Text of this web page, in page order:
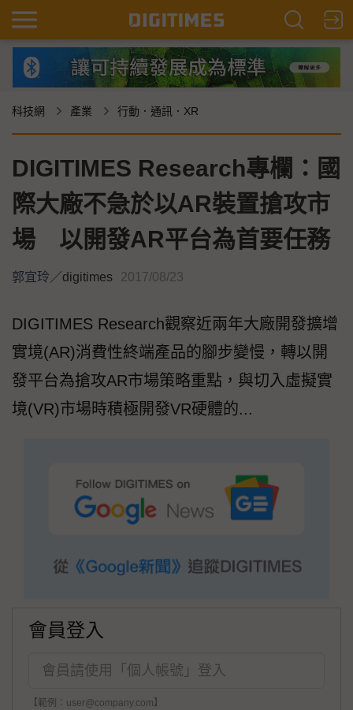
科技網 產業 行動．通訊．XR
DIGITIMES Research專欄：國
際大廠不急於以AR裝置搶攻市
場 以開發AR平台為首要任務
郭宜玲／digitimes 2017/08/23
DIGITIMES Research觀察近兩年大廠開發擴增
實境(AR)消費性終端產品的腳步變慢，轉以開
發平台為搶攻AR市場策略重點，與切入虛擬實
境(VR)市場時積極開發VR硬體的...
會員登入
【範例：user@company.com】